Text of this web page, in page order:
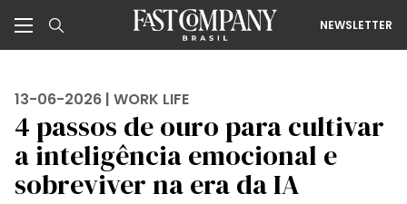
NEWSLETTER
13-06-2026 | WORK LIFE
4 passos de ouro para cultivar
a inteligência emocional e
sobreviver na era da IA